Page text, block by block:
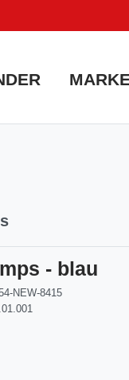
- blau
NEW-8415